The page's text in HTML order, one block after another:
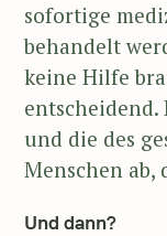
sofortige
behandelt
keine Hilfe
und die des
Menschen
Und dann?